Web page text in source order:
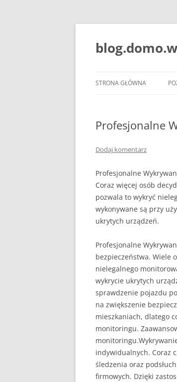
STRONA GŁÓWNA
Profesjonalne
Dodaj komentarz
Profesjonalne
Coraz więcej osób
pozwala to wykryć
wykonywane są przy
ukrytych urządzeń.
Profesjonalne
bezpieczeństwa. Wiele
nielegalnego
wykrycie ukrytych
sprawdzenie pojazdu
na zwiększenie
mieszkaniach, dlatego
monitoringu.
indywidualnych. Coraz
śledzenia oraz
firmowych. Dzięki